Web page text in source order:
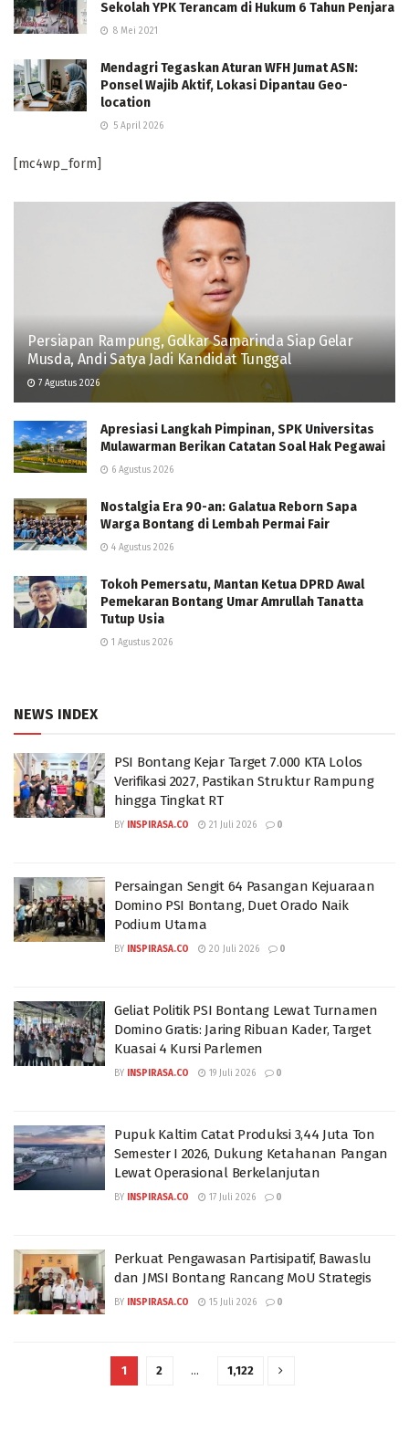
Sekolah YPK Terancam di Hukum 6 Tahun Penjara
8 Mei 2021
Mendagri Tegaskan Aturan WFH Jumat ASN:
Ponsel Wajib Aktif, Lokasi Dipantau Geo-
location
5 April 2026
[mc4wp_form]
Persiapan Rampung, Golkar Samarinda Siap Gelar
Musda, Andi Satya Jadi Kandidat Tunggal
7 Agustus 2026
Apresiasi Langkah Pimpinan, SPK Universitas
Mulawarman Berikan Catatan Soal Hak Pegawai
6 Agustus 2026
Nostalgia Era 90-an: Galatua Reborn Sapa
Warga Bontang di Lembah Permai Fair
4 Agustus 2026
Tokoh Pemersatu, Mantan Ketua DPRD Awal
Pemekaran Bontang Umar Amrullah Tanatta
Tutup Usia
1 Agustus 2026
NEWS INDEX
PSI Bontang Kejar Target 7.000 KTA Lolos
Verifikasi 2027, Pastikan Struktur Rampung
hingga Tingkat RT
BY INSPIRASA.CO 21 Juli 2026 0
Persaingan Sengit 64 Pasangan Kejuaraan
Domino PSI Bontang, Duet Orado Naik
Podium Utama
BY INSPIRASA.CO 20 Juli 2026 0
Geliat Politik PSI Bontang Lewat Turnamen
Domino Gratis: Jaring Ribuan Kader, Target
Kuasai 4 Kursi Parlemen
BY INSPIRASA.CO 19 Juli 2026 0
Pupuk Kaltim Catat Produksi 3,44 Juta Ton
Semester I 2026, Dukung Ketahanan Pangan
Lewat Operasional Berkelanjutan
BY INSPIRASA.CO 17 Juli 2026 0
Perkuat Pengawasan Partisipatif, Bawaslu
dan JMSI Bontang Rancang MoU Strategis
BY INSPIRASA.CO 15 Juli 2026 0
1 2 … 1,122